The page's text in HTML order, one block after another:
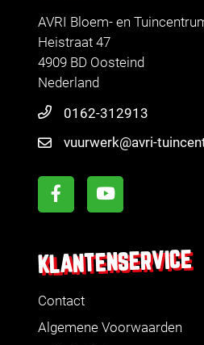
AVRI Bloem- en
Heistraat 47
4909 BD Oosteind
Nederland
0162-312913
vuurwerk@avri-
KLANTENSERVICE
Contact
Algemene Voorwaarden